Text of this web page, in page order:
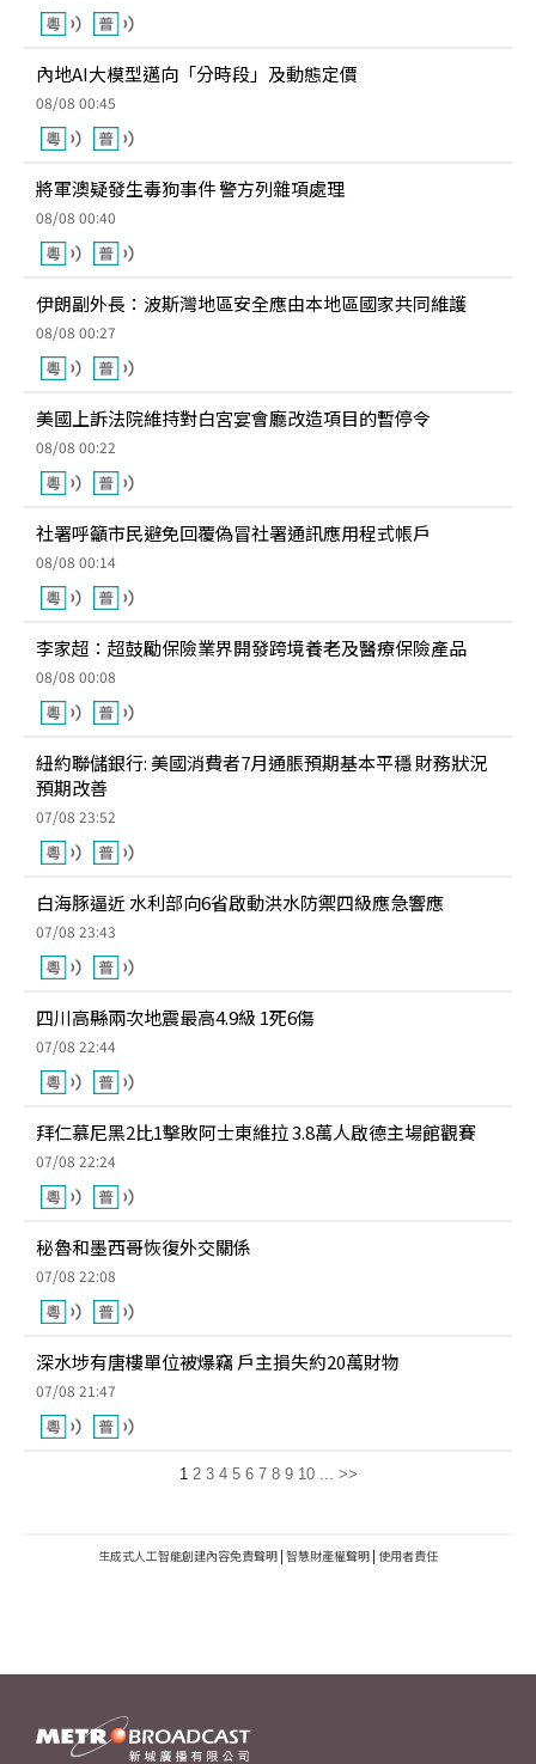
內地AI大模型邁向「分時段」及動態定價
08/08 00:45
將軍澳疑發生毒狗事件 警方列雜項處理
08/08 00:40
伊朗副外長：波斯灣地區安全應由本地區國家共同維護
08/08 00:27
美國上訴法院維持對白宮宴會廳改造項目的暫停令
08/08 00:22
社署呼籲市民避免回覆偽冒社署通訊應用程式帳戶
08/08 00:14
李家超：超鼓勵保險業界開發跨境養老及醫療保險產品
08/08 00:08
紐約聯儲銀行: 美國消費者7月通脹預期基本平穩 財務狀況
預期改善
07/08 23:52
白海豚逼近 水利部向6省啟動洪水防禦四級應急響應
07/08 23:43
四川高縣兩次地震最高4.9級 1死6傷
07/08 22:44
拜仁慕尼黑2比1擊敗阿士東維拉 3.8萬人啟德主場館觀賽
07/08 22:24
秘魯和墨西哥恢復外交關係
07/08 22:08
深水埗有唐樓單位被爆竊 戶主損失約20萬財物
07/08 21:47
1 2 3 4 5 6 7 8 9 10 ... >>
生成式人工智能創建內容免責聲明 | 智慧財產權聲明 | 使用者責任